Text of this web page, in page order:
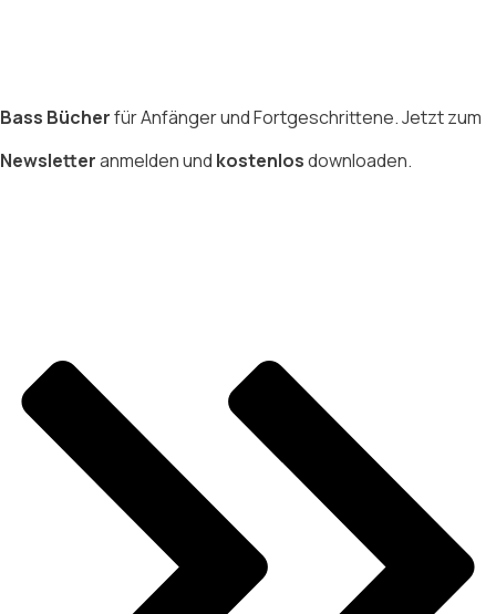
Bass Bücherfür Anfänger und Fortgeschrittene. Jetzt zum
Newsletteranmelden und kostenlosdownloaden.